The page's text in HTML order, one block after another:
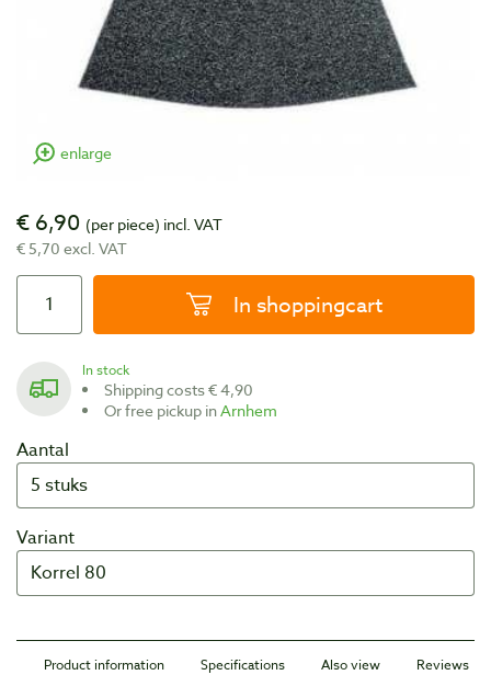
enlarge
€ 6,90 (per piece) incl. VAT
€ 5,70 excl. VAT
In shoppingcart
In stock
Shipping costs € 4,90
Or free pickup inArnhem
Aantal
Variant
Product information Specifications Also view Reviews